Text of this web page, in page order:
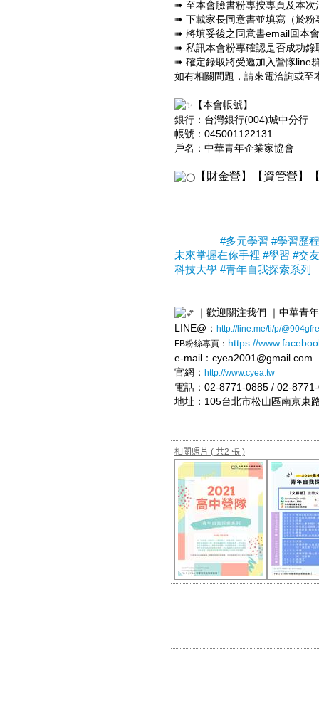
➠ 至本會臉書粉專按專頁及本次
➠ 下載家長同意書並填寫（於粉
➠ 將填妥後之同意書email回本
➠ 私訊本會粉專確認是否成功錄
➠ 確定錄取將受邀加入營隊line
如有相關問題，請來電洽詢或至
【本會帳號】
銀行：台灣銀行(004)城中分行
帳號：045001122131
戶名：中華青年企業家協會
【財金營】【資管營】
#多元學習 #學習歷程
未來掌握在你手裡 #學習 #交友
科技大學 #青年自我探索系列
｜歡迎關注我們 ｜中華青
LINE@： http://line.me/ti/p/
FB粉絲專頁： https://
e-mail：cyea2001@gmail.com
官網： http://www.cyea.tw
電話：02-8771-0885 / 02-
地址：105台北市松山區南京東
相關照片 ( 共2 張 )